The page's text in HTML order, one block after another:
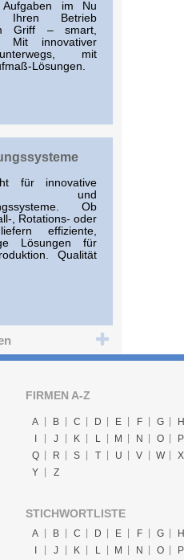
Aufgaben im Nu
Betrieb
Griff – smart,
Mit innovativer
mit
Lösungen.
für innovative
und
Ob
, Rotations- oder
effiziente,
Lösungen für
Qualität
FIRMEN A-Z
A B C D E F G
H
J K L M N O
P
Q
R S T U V W
X
Y
Z
STICHWORTLISTE
A B C D E F G
H
I
J K L M N O
P